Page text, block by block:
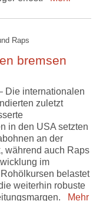
Raps
bremsen
Die internationalen
zuletzt
in den USA setzten
an der
während auch Raps
im
belastet
weiterhin robuste
Mehr